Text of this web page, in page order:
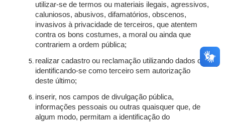
utilizar-se de termos ou materiais ilegais, agressivos,
caluniosos, abusivos, difamatórios, obscenos,
invasivos à privacidade de terceiros, que atentem
contra os bons costumes, a moral ou ainda que
contrariem a ordem pública;
realizar cadastro ou reclamação utilizando dados ou
identificando-se como terceiro sem autorização
deste último;
inserir, nos campos de divulgação pública,
informações pessoais ou outras quaisquer que, de
algum modo, permitam a identificação do